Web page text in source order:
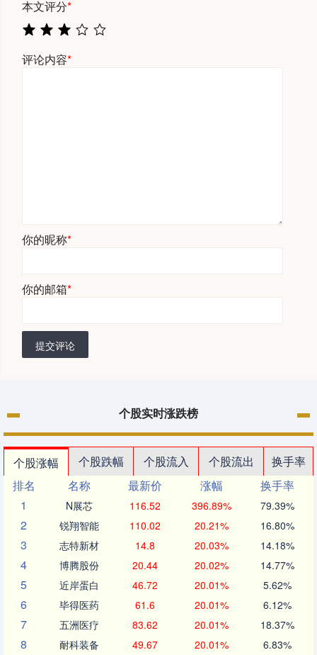
本文评分*
评论内容*
你的昵称*
你的邮箱*
提交评论
个股实时涨跌榜
个股涨幅 个股跌幅 个股流入 个股流出
换手率
排名
名称 最新价 涨幅
换手率
1
N展芯 116.52 396.89% 79.39%
2 锐翔智能 110.02 20.21% 16.80%
3 志特新材 14.8 20.03% 14.18%
4 博腾股份 20.44 20.02% 14.77%
5 近岸蛋白 46.72 20.01% 5.62%
6 毕得医药 61.6 20.01% 6.12%
7 五洲医疗 83.62 20.01% 18.37%
8 耐科装备 49.67 20.01% 6.83%